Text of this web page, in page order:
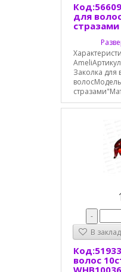
для
стразами
Заколка
-
В
волос